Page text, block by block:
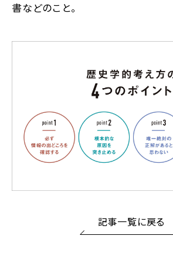
書などのこと。
記事一覧に戻る